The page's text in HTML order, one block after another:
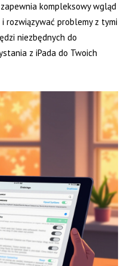
kompleksowy wgląd
rozwiązywać problemy z tymi
niezbędnych do
z iPada do Twoich